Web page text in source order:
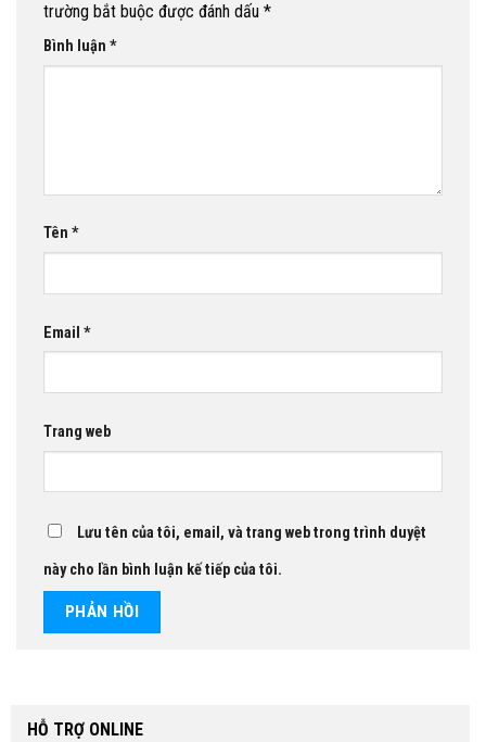
trường bắt buộc được đánh dấu *
Bình luận *
Tên *
Email *
Trang web
Lưu tên của tôi, email, và trang web trong trình duyệt
này cho lần bình luận kế tiếp của tôi.
HỖ TRỢ ONLINE